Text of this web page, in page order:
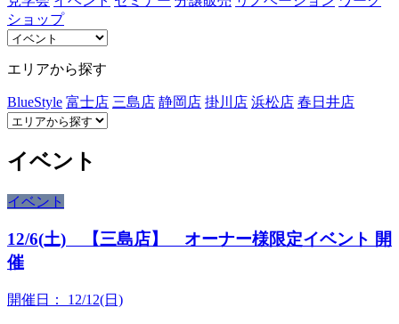
ショップ
エリアから探す
BlueStyle 富士店 三島店 静岡店 掛川店 浜松店 春日井店
イベント
イベント
12/6(土) 【三島店】 オーナー様限定イベント 開
催
開催日： 12/12(日)